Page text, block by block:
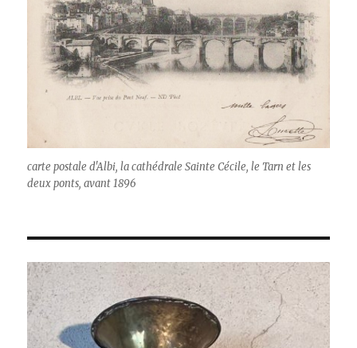
carte postale d'Albi, la cathédrale Sainte Cécile, le Tarn et les
deux ponts, avant 1896